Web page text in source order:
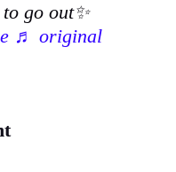
go out✨
♬ original